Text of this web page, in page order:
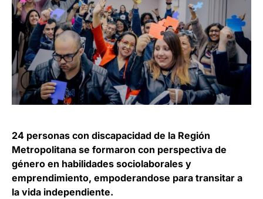
24 personas con discapacidad de la Región
Metropolitana se formaron con perspectiva de
género en habilidades sociolaborales y
emprendimiento, empoderandose para transitar a
la vida independiente.